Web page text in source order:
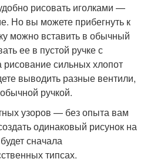
рисовать иголками —
Но вы можете прибегнуть к
можно вставить в обычный
ее в пустой ручке с
сильных хлопот
выводить разные вентили,
ручкой.
узоров — без опыта вам
одинаковый рисунок на
сначала
типсах.